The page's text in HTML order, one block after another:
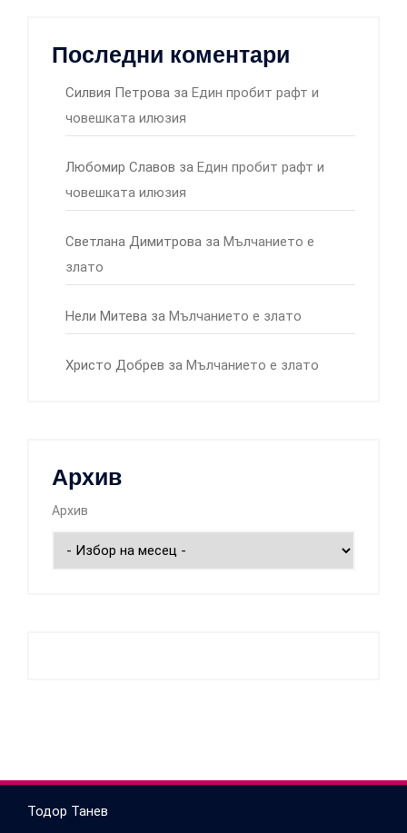
Последни коментари
Силвия Петрова за Един пробит рафт и
човешката илюзия
Любомир Славов за Един пробит рафт и
човешката илюзия
Светлана Димитрова за Мълчанието е
злато
Нели Митева за Мълчанието е злато
Христо Добрев за Мълчанието е злато
Архив
Архив
Тодор Танев